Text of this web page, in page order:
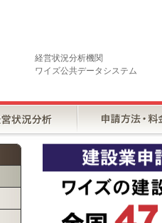
経営状況分析機関
ワイズ公共データシステム